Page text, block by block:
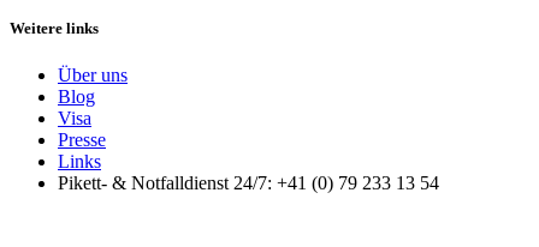
Weitere links
Über uns
Blog
Visa
Presse
Links
Pikett- & Notfalldienst 24/7: +41 (0) 79 233 13 54